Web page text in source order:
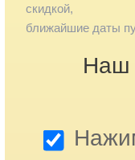
скидкой,
ближайшие даты
Наш